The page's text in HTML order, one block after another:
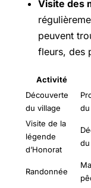
Visite des
peuvent
fleurs, des
Activité
Découverte
du village
du
Visite de la
légende
d’Honorat
Randonnée